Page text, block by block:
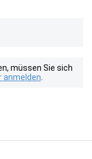
müssen Sie sich
anmelden